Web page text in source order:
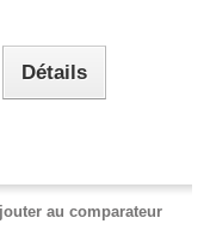
Détails
au comparateur